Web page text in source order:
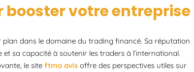
booster votre entreprise
plan dans le domaine du trading financé. Sa réputation
sa capacité à soutenir les traders à l’international.
le site ftmo avis offre des perspectives utiles sur